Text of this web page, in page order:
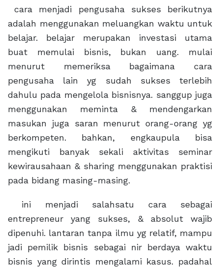
cara menjadi pengusaha sukses berikutnya
adalah menggunakan meluangkan waktu untuk
belajar. belajar merupakan investasi utama
buat memulai bisnis, bukan uang. mulai
menurut memeriksa bagaimana cara
pengusaha lain yg sudah sukses terlebih
dahulu pada mengelola bisnisnya. sanggup juga
menggunakan meminta & mendengarkan
masukan juga saran menurut orang-orang yg
berkompeten. bahkan, engkaupula bisa
mengikuti banyak sekali aktivitas seminar
kewirausahaan & sharing menggunakan praktisi
pada bidang masing-masing.
ini menjadi salahsatu cara sebagai
entrepreneur yang sukses, & absolut wajib
dipenuhi. lantaran tanpa ilmu yg relatif, mampu
jadi pemilik bisnis sebagai nir berdaya waktu
bisnis yang dirintis mengalami kasus. padahal